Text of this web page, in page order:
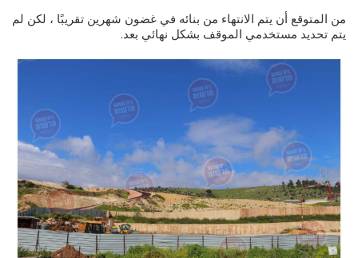
من المتوقع أن يتم الانتهاء من بنائه في غضون شهرين تقريبًا ، لكن لم
يتم تحديد مستخدمي الموقف بشكل نهائي بعد.